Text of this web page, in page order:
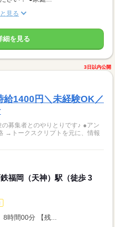
見る
細を見る
3日以内公開
1400円＼未経験OK／
→トークスクリプトを元に、情報
福岡（天神）駅（徒歩 3
時間00分 【残...